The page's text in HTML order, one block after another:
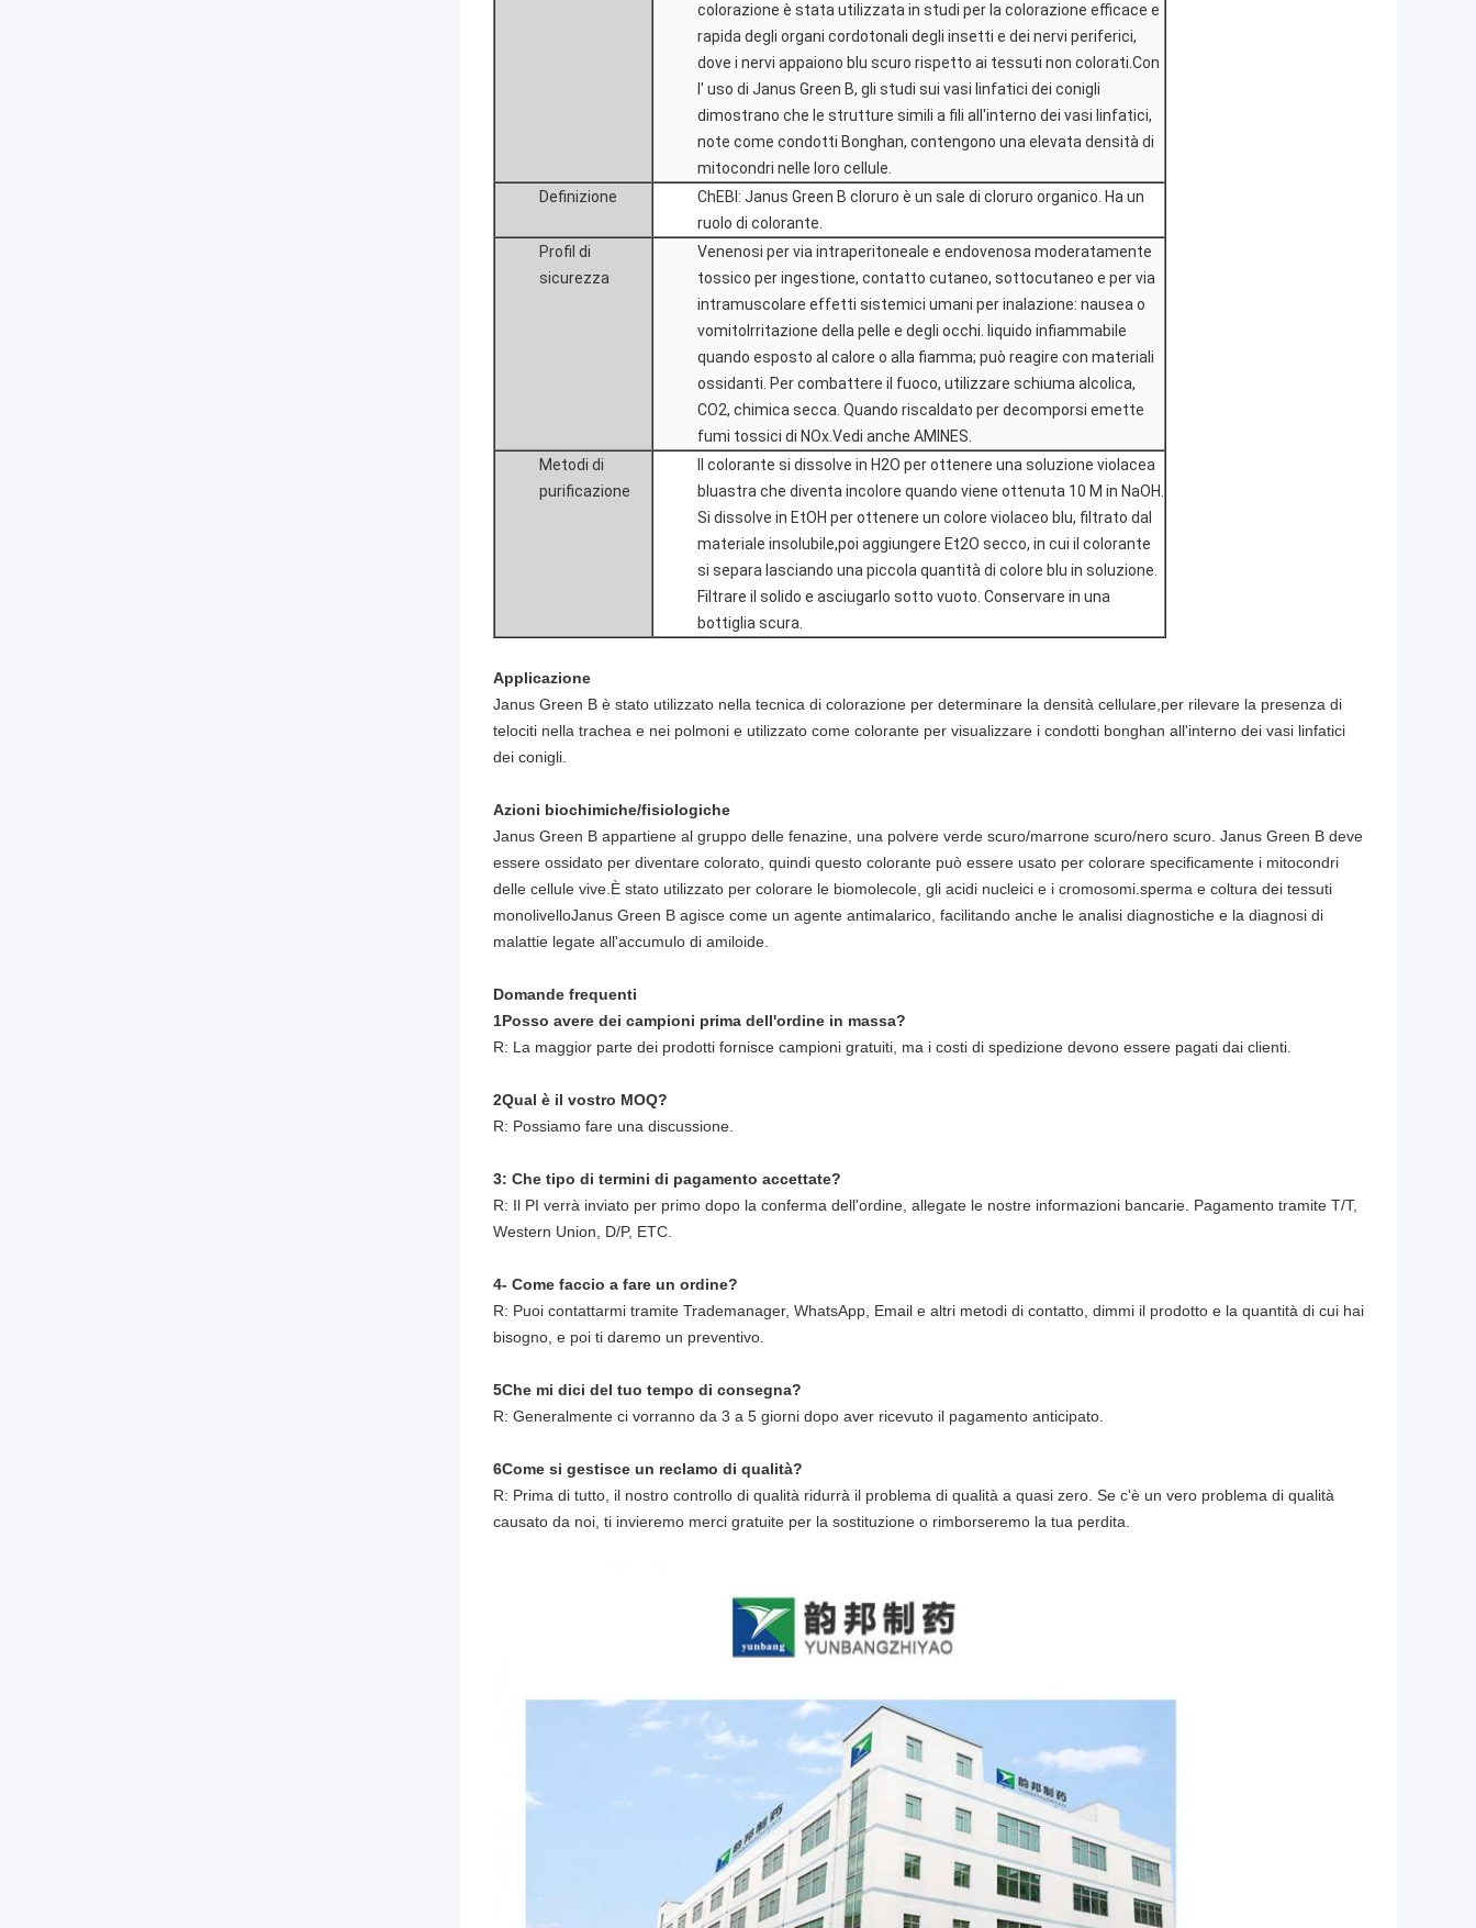
colorazione è stata utilizzata in studi per la colorazione efficace e
rapida degli organi cordotonali degli insetti e dei nervi periferici,
dove i nervi appaiono blu scuro rispetto ai tessuti non colorati.Con
l' uso di Janus Green B, gli studi sui vasi linfatici dei conigli
dimostrano che le strutture simili a fili all'interno dei vasi linfatici,
note come condotti Bonghan, contengono una elevata densità di
mitocondri nelle loro cellule.
Definizione
ChEBI: Janus Green B cloruro è un sale di cloruro organico. Ha un
ruolo di colorante.
Profil di
sicurezza
Venenosi per via intraperitoneale e endovenosa moderatamente
tossico per ingestione, contatto cutaneo, sottocutaneo e per via
intramuscolare effetti sistemici umani per inalazione: nausea o
vomitoIrritazione della pelle e degli occhi. liquido infiammabile
quando esposto al calore o alla fiamma; può reagire con materiali
ossidanti. Per combattere il fuoco, utilizzare schiuma alcolica,
CO2, chimica secca. Quando riscaldato per decomporsi emette
fumi tossici di NOx.Vedi anche AMINES.
Metodi di
purificazione
Il colorante si dissolve in H2O per ottenere una soluzione violacea
bluastra che diventa incolore quando viene ottenuta 10 M in NaOH.
Si dissolve in EtOH per ottenere un colore violaceo blu, filtrato dal
materiale insolubile,poi aggiungere Et2O secco, in cui il colorante
si separa lasciando una piccola quantità di colore blu in soluzione.
Filtrare il solido e asciugarlo sotto vuoto. Conservare in una
bottiglia scura.
Applicazione
Janus Green B è stato utilizzato nella tecnica di colorazione per determinare la densità cellulare,per rilevare la presenza di
telociti nella trachea e nei polmoni e utilizzato come colorante per visualizzare i condotti bonghan all'interno dei vasi linfatici
dei conigli.
Azioni biochimiche/fisiologiche
Janus Green B appartiene al gruppo delle fenazine, una polvere verde scuro/marrone scuro/nero scuro. Janus Green B deve
essere ossidato per diventare colorato, quindi questo colorante può essere usato per colorare specificamente i mitocondri
delle cellule vive.È stato utilizzato per colorare le biomolecole, gli acidi nucleici e i cromosomi.sperma e coltura dei tessuti
monolivelloJanus Green B agisce come un agente antimalarico, facilitando anche le analisi diagnostiche e la diagnosi di
malattie legate all'accumulo di amiloide.
Domande frequenti
1Posso avere dei campioni prima dell'ordine in massa?
R: La maggior parte dei prodotti fornisce campioni gratuiti, ma i costi di spedizione devono essere pagati dai clienti.
2Qual è il vostro MOQ?
R: Possiamo fare una discussione.
3: Che tipo di termini di pagamento accettate?
R: Il PI verrà inviato per primo dopo la conferma dell'ordine, allegate le nostre informazioni bancarie. Pagamento tramite T/T,
Western Union, D/P, ETC.
4- Come faccio a fare un ordine?
R: Puoi contattarmi tramite Trademanager, WhatsApp, Email e altri metodi di contatto, dimmi il prodotto e la quantità di cui hai
bisogno, e poi ti daremo un preventivo.
5Che mi dici del tuo tempo di consegna?
R: Generalmente ci vorranno da 3 a 5 giorni dopo aver ricevuto il pagamento anticipato.
6Come si gestisce un reclamo di qualità?
R: Prima di tutto, il nostro controllo di qualità ridurrà il problema di qualità a quasi zero. Se c'è un vero problema di qualità
causato da noi, ti invieremo merci gratuite per la sostituzione o rimborseremo la tua perdita.